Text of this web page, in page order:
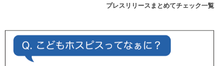
プレスリリースまとめてチェック一覧